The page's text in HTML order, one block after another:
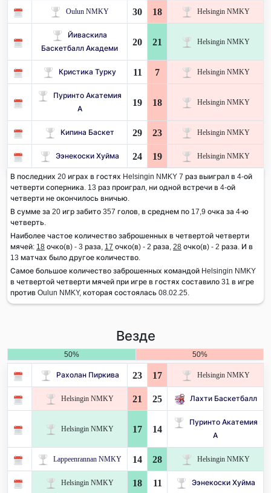
Oulun NMKY 30 18 Helsingin NMKY
Йиваскила
Баскетбалл Академи
20 21 Helsingin NMKY
Кристика Турку 11 7 Helsingin NMKY
Пуринто Акатемия
А
19 18 Helsingin NMKY
Кипина Баскет 29 23 Helsingin NMKY
Ээнекоски Хуйма 24 19 Helsingin NMKY
В последних 20 играх в гостях Helsingin NMKY 7 раз выиграл в 4-ой
четверти соперника. 13 раз проиграл, ни одной встречи в 4-ой
четверти не окончилось вничью.
В сумме за 20 игр забито 357 голов, в среднем по 17,9 очка за 4-ю
четверть.
Наиболее частое количество заброшенных в четвертой четверти
мячей: 18 очко(в) - 3 раза, 17 очко(в) - 2 раза, 28 очко(в) - 2 раза. И в
13 матчах было другое количество.
Самое большое количество заброшенных командой Helsingin NMKY
в четвертой четверти мячей при игре в гостях составило 31 в игре
против Oulun NMKY, которая состоялась 08.02.25.
Везде
50% 50%
Рахолан Пиркива 23 17 Helsingin NMKY
Helsingin NMKY 21 25 Лахти Баскетбалл
Helsingin NMKY 17 14
Пуринто Акатемия
А
Lappeenrannan NMKY 14 28 Helsingin NMKY
Helsingin NMKY 18 11 Ээнекоски Хуйма